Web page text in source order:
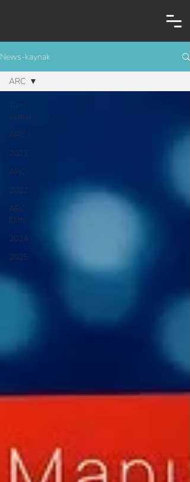
News-kaynak
Tüm
yazılar
ARC Jr
2023
ARC
2022
ARC
Ekibi
2024
2025
ARC